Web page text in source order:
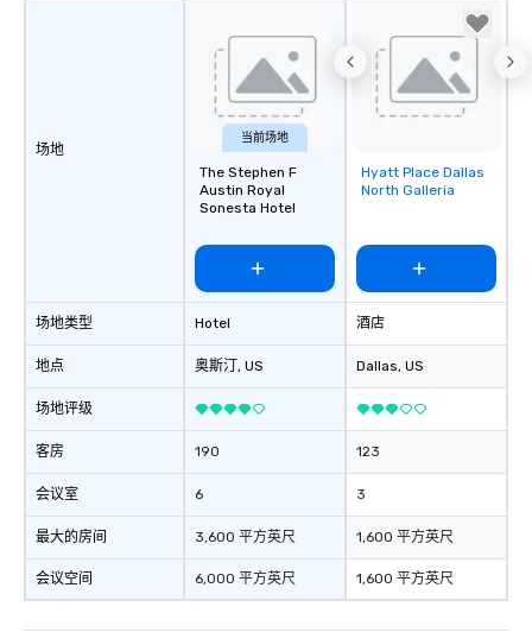
场地
场地类型
地点
场地评级
客房
会议室
最大的房间
会议空间
当前场地
The Stephen F
Austin Royal
Sonesta Hotel
Hotel
奥斯汀, US
190
6
3,600 平方英尺
6,000 平方英尺
Removed from
favorites
Hyatt Place Dallas
North Galleria
酒店
Dallas, US
123
3
1,600 平方英尺
1,600 平方英尺